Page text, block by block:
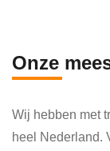
Onze
Wij hebben met
heel Nederland.